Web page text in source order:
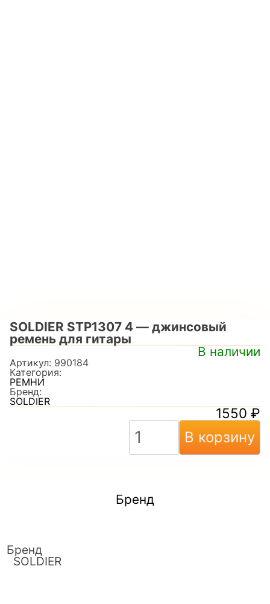
SOLDIER STP1307 4 — джинсовый
ремень для гитары
1550 ₽
В наличии
В корзину
Артикул: 990184
Категория:
РЕМНИ
Бренд:
SOLDIER
Бренд
Бренд
SOLDIER